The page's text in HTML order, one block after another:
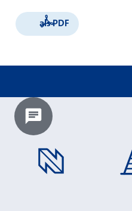
als PDF
Chatbot laden?